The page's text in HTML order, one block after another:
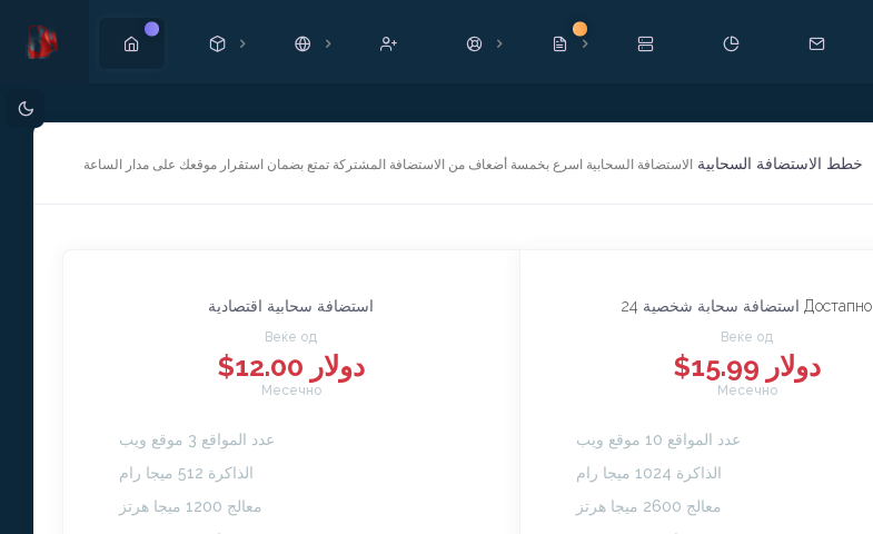
Ново Ново
خطط الاستضافة السحابية الاستضافة السحابية اسرع بخمسة أضعاف من الاستضافة المشتركة تمتع بضمان استقرار موقعك على مدار الساعة
استضافة سحابية اقتصادية
Веќе од
$12.00 دولار
Месечно
عدد المواقع 3 موقع ويب
الذاكرة 512 ميجا رام
معالج 1200 ميجا هرتز
استضافة سحابة شخصية 24 Достапно
Веќе од
$15.99 دولار
Месечно
عدد المواقع 10 موقع ويب
الذاكرة 1024 ميجا رام
معالج 2600 ميجا هرتز